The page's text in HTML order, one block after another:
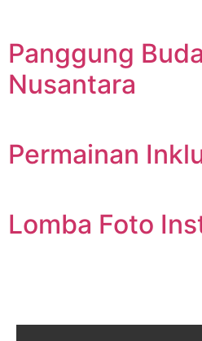
Panggung
Nusantara
Permainan
Lomba Foto